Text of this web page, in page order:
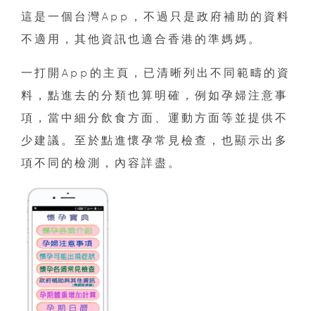
這是一個台灣App，不過只是政府補助的資料
不適用，其他資訊也適合香港的準媽媽。
一打開App的主頁，已清晰列出不同範疇的資
料，點進去的分類也算明確，例如孕婦注意事
項，當中細分飲食方面、運動方面等並提供不
少建議。至於點進懷孕常見檢查，也顯示出多
項不同的檢測，內容詳盡。